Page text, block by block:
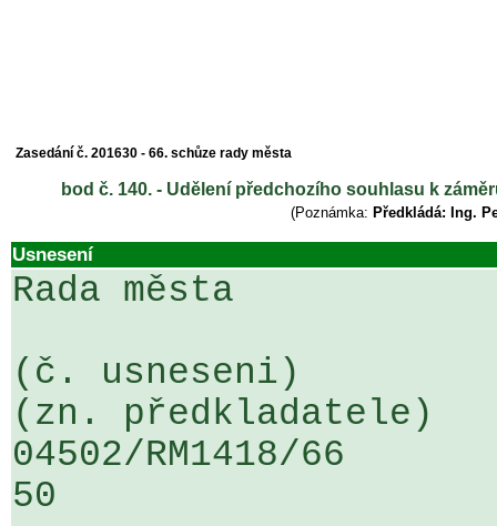
Zasedání č. 201630 - 66. schůze rady města
bod č. 140. - Udělení předchozího souhlasu k
(Poznámka: Předkládá: Ing.
Usnesení
Rada města
(č. usneseni)
(zn. předkladatele)
04502/RM1418/
50